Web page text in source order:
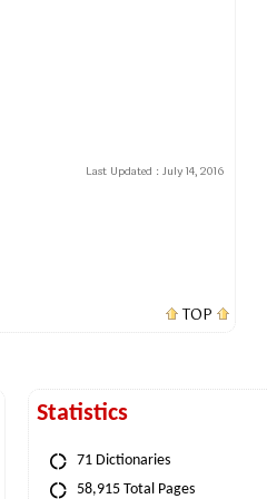
Last Updated : July 14, 2016
TOP
Statistics
71 Dictionaries
58,915 Total Pages